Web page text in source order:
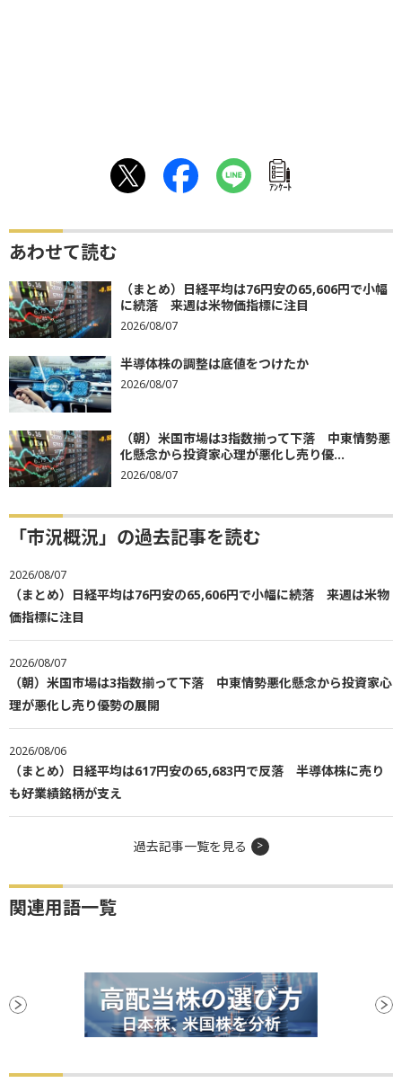
ｱﾝｹｰﾄ
あわせて読む
（まとめ）日経平均は76円安の65,606円で小幅
に続落 来週は米物価指標に注目
2026/08/07
半導体株の調整は底値をつけたか
2026/08/07
（朝）米国市場は3指数揃って下落 中東情勢悪
化懸念から投資家心理が悪化し売り優...
2026/08/07
「市況概況」の過去記事を読む
2026/08/07
（まとめ）日経平均は76円安の65,606円で小幅に続落 来週は米物
価指標に注目
2026/08/07
（朝）米国市場は3指数揃って下落 中東情勢悪化懸念から投資家心
理が悪化し売り優勢の展開
2026/08/06
（まとめ）日経平均は617円安の65,683円で反落 半導体株に売り
も好業績銘柄が支え
過去記事一覧を見る
関連用語一覧